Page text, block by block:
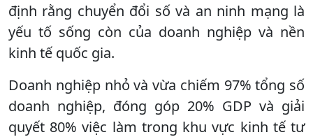
định rằng chuyển đổi số và an ninh mạng là
yếu tố sống còn của doanh nghiệp và nền
kinh tế quốc gia.
Doanh nghiệp nhỏ và vừa chiếm 97% tổng số
doanh nghiệp, đóng góp 20% GDP và giải
quyết 80% việc làm trong khu vực kinh tế tư